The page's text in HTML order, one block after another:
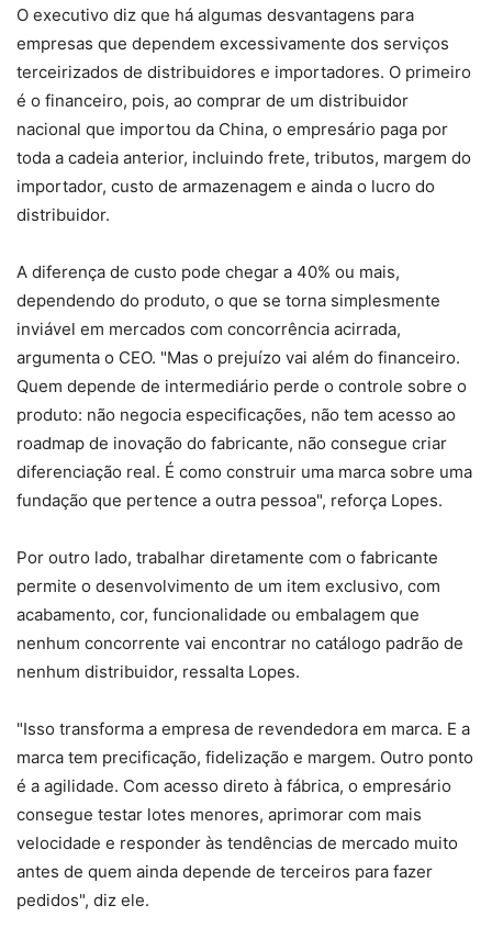
O executivo diz que há algumas desvantagens para
empresas que dependem excessivamente dos serviços
terceirizados de distribuidores e importadores. O primeiro
é o financeiro, pois, ao comprar de um distribuidor
nacional que importou da China, o empresário paga por
toda a cadeia anterior, incluindo frete, tributos, margem do
importador, custo de armazenagem e ainda o lucro do
distribuidor.
A diferença de custo pode chegar a 40% ou mais,
dependendo do produto, o que se torna simplesmente
inviável em mercados com concorrência acirrada,
argumenta o CEO. "Mas o prejuízo vai além do financeiro.
Quem depende de intermediário perde o controle sobre o
produto: não negocia especificações, não tem acesso ao
roadmap de inovação do fabricante, não consegue criar
diferenciação real. É como construir uma marca sobre uma
fundação que pertence a outra pessoa", reforça Lopes.
Por outro lado, trabalhar diretamente com o fabricante
permite o desenvolvimento de um item exclusivo, com
acabamento, cor, funcionalidade ou embalagem que
nenhum concorrente vai encontrar no catálogo padrão de
nenhum distribuidor, ressalta Lopes.
"Isso transforma a empresa de revendedora em marca. E a
marca tem precificação, fidelização e margem. Outro ponto
é a agilidade. Com acesso direto à fábrica, o empresário
consegue testar lotes menores, aprimorar com mais
velocidade e responder às tendências de mercado muito
antes de quem ainda depende de terceiros para fazer
pedidos", diz ele.